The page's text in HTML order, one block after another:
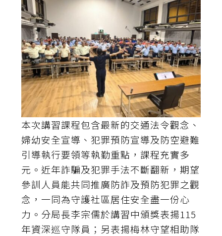
本次講習課程包含最新的交通法令觀念、
婦幼安全宣導、犯罪預防宣導及防空避難
引導執行要領等執勤重點，課程充實多
元。近年詐騙及犯罪手法不斷翻新，期望
參訓人員能共同推廣防詐及預防犯罪之觀
念，一同為守護社區居住安全盡一份心
力。分局長李宗儒於講習中頒獎表揚115
年資深巡守隊員；另表揚梅林守望相助隊